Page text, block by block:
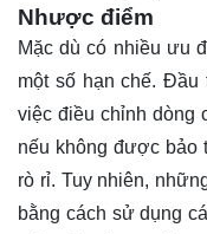
Nhược điểm
Mặc dù có nhiều ưu
một số hạn chế. Đầu
việc điều chỉnh dòng
nếu không được bảo
rò rỉ. Tuy nhiên,
bằng cách sử dụng